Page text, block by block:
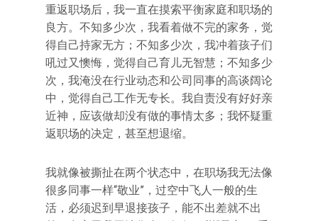
重返职场后，我一直在摸索平衡家庭和职场的
良方。不知多少次，我看着做不完的家务，觉
得自己持家无方；不知多少次，我冲着孩子们
吼过又懊悔，觉得自己育儿无智慧；不知多少
次，我淹没在行业动态和公司同事的高谈阔论
中，觉得自己工作无专长。我自责没有好好亲
近神，应该做却没有做的事情太多；我怀疑重
返职场的决定，甚至想退缩。
我就像被撕扯在两个状态中，在职场我无法像
很多同事一样“敬业”，过空中飞人一般的生
活，必须迟到早退接孩子，能不出差就不出